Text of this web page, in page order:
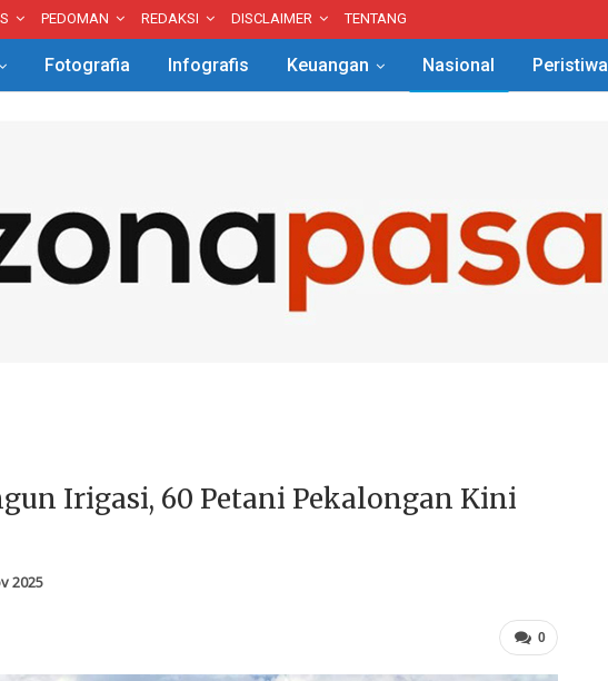
PEDOMAN REDAKSI DISCLAIMER TENTANG
Fotografia Infografis Keuangan Nasional Peristiwa
Irigasi, 60 Petani Pekalongan Kini
2025
0